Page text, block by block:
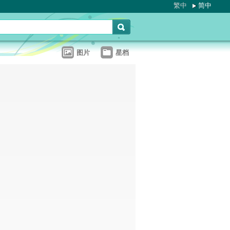
繁中 简中
图片 星档